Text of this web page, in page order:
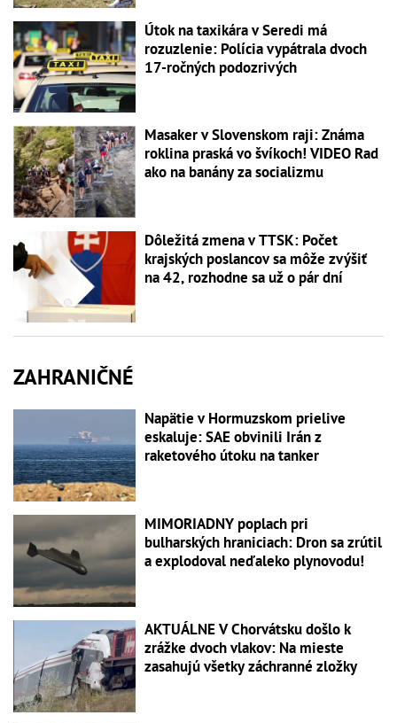
Útok na taxikára v Seredi má
rozuzlenie: Polícia vypátrala dvoch
17-ročných podozrivých
Masaker v Slovenskom raji: Známa
roklina praská vo švíkoch! VIDEO Rad
ako na banány za socializmu
Dôležitá zmena v TTSK: Počet
krajských poslancov sa môže zvýšiť
na 42, rozhodne sa už o pár dní
ZAHRANIČNÉ
Napätie v Hormuzskom prielive
eskaluje: SAE obvinili Irán z
raketového útoku na tanker
MIMORIADNY poplach pri
bulharských hraniciach: Dron sa zrútil
a explodoval neďaleko plynovodu!
AKTUÁLNE V Chorvátsku došlo k
zrážke dvoch vlakov: Na mieste
zasahujú všetky záchranné zložky